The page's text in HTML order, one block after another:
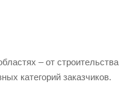
– от строительства
категорий заказчиков.